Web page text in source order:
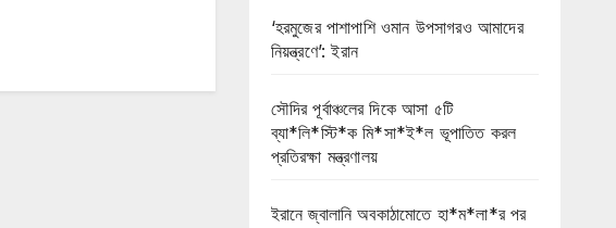
‘হরমুজের পাশাপাশি ওমান উপসাগরও আমাদের
নিয়ন্ত্রণে’: ইরান
সৌদির পূর্বাঞ্চলের দিকে আসা ৫টি
ব্যা*লি*স্টি*ক মি*সা*ই*ল ভূপাতিত করল
প্রতিরক্ষা মন্ত্রণালয়
ইরানে জ্বালানি অবকাঠামোতে হা*ম*লা*র পর